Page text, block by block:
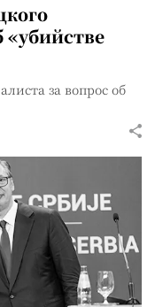
«убийстве
за вопрос об